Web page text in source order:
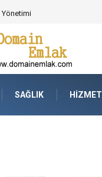
SAĞLIK HIZMET